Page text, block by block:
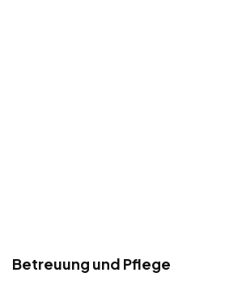
Betreuung und Pflege